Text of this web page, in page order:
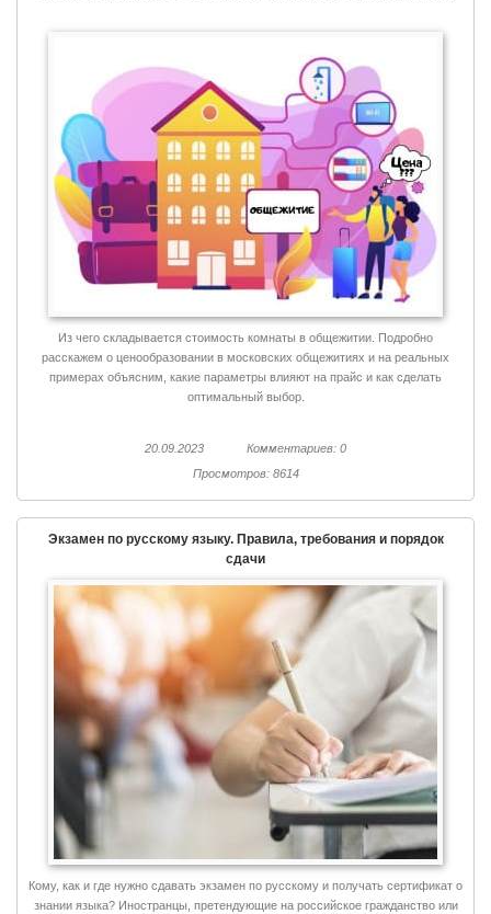
Из чего складывается стоимость комнаты в общежитии. Подробно
расскажем о ценообразовании в московских общежитиях и на реальных
примерах объясним, какие параметры влияют на прайс и как сделать
оптимальный выбор.
20.09.2023
Комментариев: 0
Просмотров: 8614
Экзамен по русскому языку. Правила, требования и порядок
сдачи
Кому, как и где нужно сдавать экзамен по русскому и получать сертификат о
знании языка? Иностранцы, претендующие на российское гражданство или